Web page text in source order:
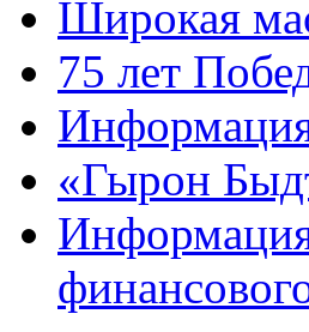
Широкая
75 лет
«Гырон